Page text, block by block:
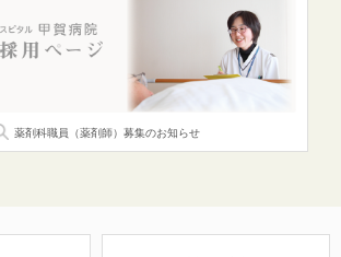
薬剤科職員（薬剤師） 募集のお知らせ